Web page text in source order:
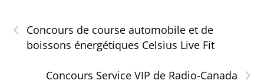
‹
Concours de course automobile et de
boissons énergétiques Celsius Live Fit
›
Concours Service VIP de Radio-Canada